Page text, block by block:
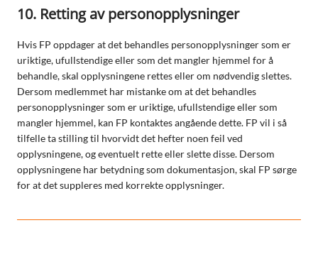
10. Retting av personopplysninger
Hvis FP oppdager at det behandles personopplysninger som er
uriktige, ufullstendige eller som det mangler hjemmel for å
behandle, skal opplysningene rettes eller om nødvendig slettes.
Dersom medlemmet har mistanke om at det behandles
personopplysninger som er uriktige, ufullstendige eller som
mangler hjemmel, kan FP kontaktes angående dette. FP vil i så
tilfelle ta stilling til hvorvidt det hefter noen feil ved
opplysningene, og eventuelt rette eller slette disse. Dersom
opplysningene har betydning som dokumentasjon, skal FP sørge
for at det suppleres med korrekte opplysninger.